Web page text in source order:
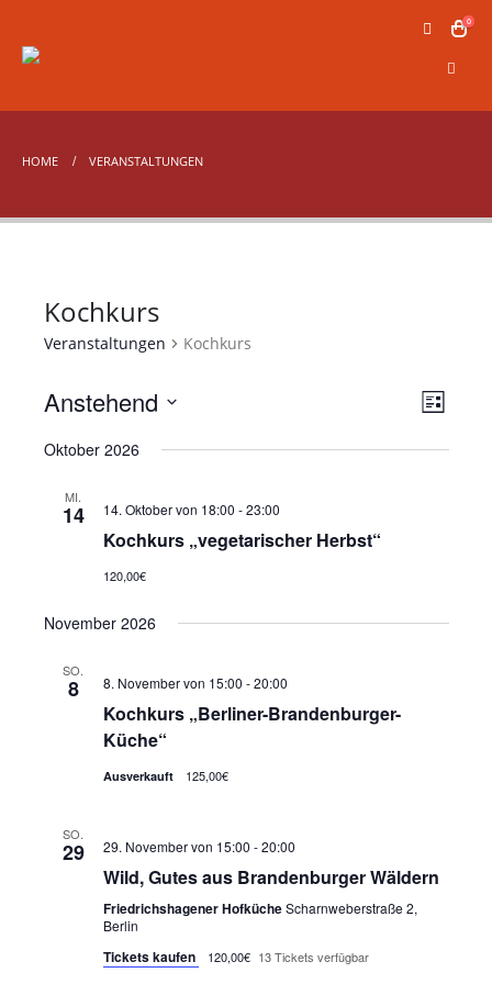
0
HOME VERANSTALTUNGEN
Kochkurs
Veranstaltungen Kochkurs
Liste
Anstehend
wählen.
Oktober 2026
MI.
14 14. Oktober von 18:00 -23:00
Kochkurs „vegetarischer Herbst“
120,00€
November 2026
SO.
8 8. November von 15:00 -20:00
Kochkurs „Berliner-Brandenburger-
Küche“
Ausverkauft 125,00€
SO.
29 29. November von 15:00 -20:00
Wild, Gutes aus Brandenburger Wäldern
Friedrichshagener HofkücheScharnweberstraße 2,
Berlin
Tickets kaufen 120,00€ 13 Tickets verfügbar